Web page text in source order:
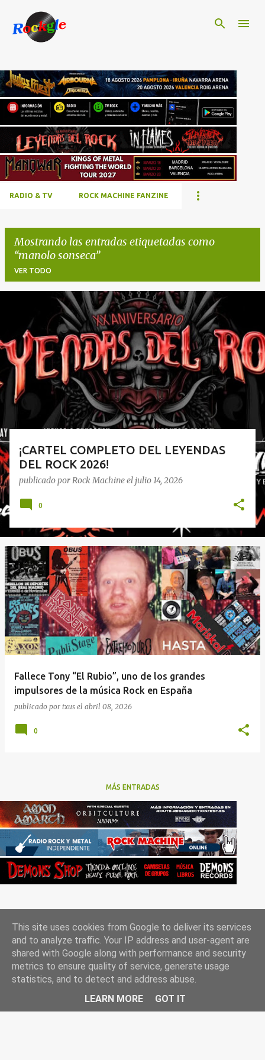
RADIO & TV ROCK MACHINE FANZINE
Mostrando las entradas etiquetadas como
manolo sonseca
VER TODO
t
a
d
s
¡CARTEL COMPLETO DEL LEYENDAS
DEL ROCK 2026!
publicado porRock Machineel julio 14, 2026
0
Fallece Tony “El Rubio”, uno de los grandes
impulsores de la música Rock en España
publicado por txus el abril 08, 2026
0
MÁS ENTRADAS
Con la tecnología de Blogger
Rockgle.es 2010-2025
This site uses cookies from Google to deliver its services
and to analyze traffic. Your IP address and user-agent are
shared with Google along with performance and security
metrics to ensure quality of service, generate usage
statistics, and to detect and address abuse.
LEARN MORE
GOT IT